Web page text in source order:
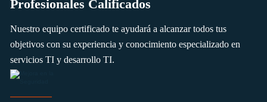
Profesionales Calificados
Nuestro equipo certificado te ayudará a alcanzar todos tus
objetivos con su experiencia y conocimiento especializado en
servicios TI y desarrollo TI.